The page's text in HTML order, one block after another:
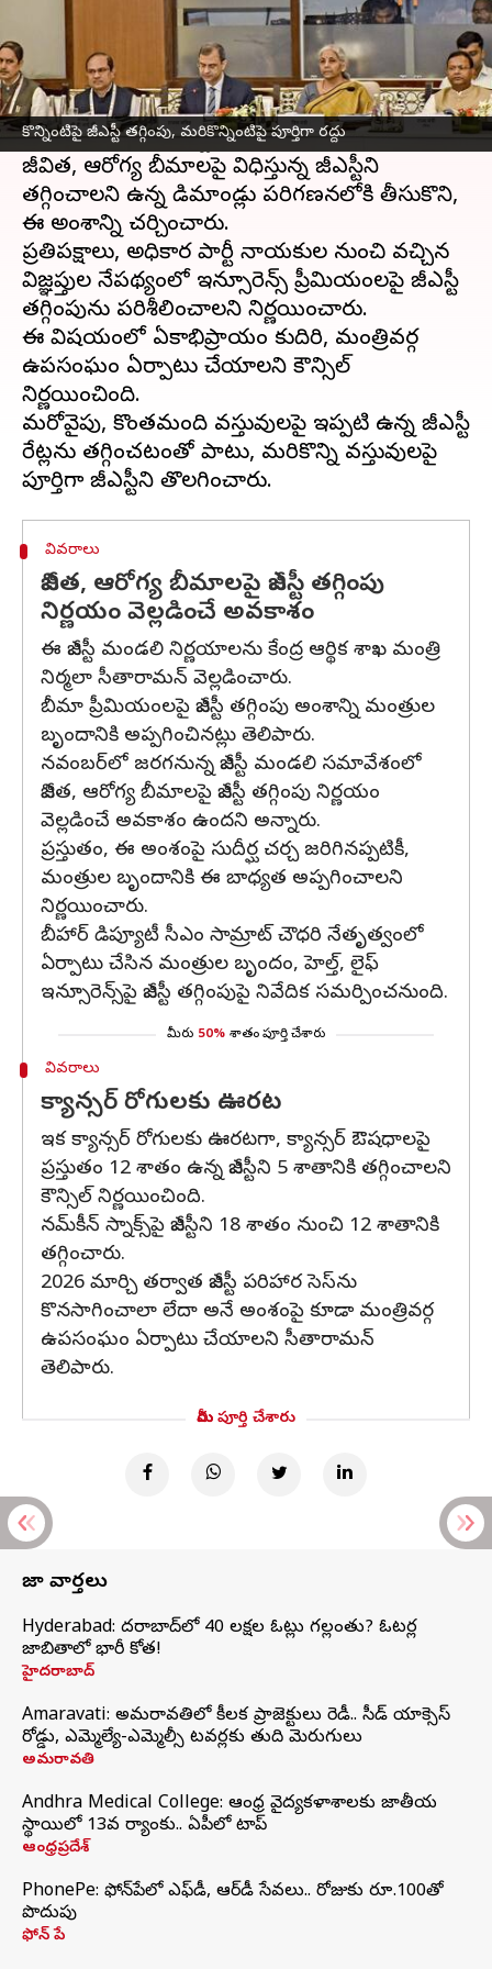
కొన్నింటిపై జీఎస్టీ తగ్గింపు, మరికొన్నింటిపై పూర్తిగా రద్దు
ఈ వార్తాకథనం ఏంటి
కేంద్ర ఆర్థిక శాఖ మంత్రినిర్మలా సీతారామన్
ఆధ్వర్యంలో సోమవారం జరిగిన 54వజీఎస్టీమండలి
సమావేశంలో కీలక నిర్ణయాలు తీసుకున్నారు.
జీవిత, ఆరోగ్య బీమాలపై విధిస్తున్న జీఎస్టీని
తగ్గించాలని ఉన్న డిమాండ్లు పరిగణనలోకి తీసుకొని,
ఈ అంశాన్ని చర్చించారు.
ప్రతిపక్షాలు, అధికార పార్టీ నాయకుల నుంచి వచ్చిన
విజ్ఞప్తుల నేపథ్యంలో ఇన్సూరెన్స్ ప్రీమియంలపై జీఎస్టీ
తగ్గింపును పరిశీలించాలని నిర్ణయించారు.
ఈ విషయంలో ఏకాభిప్రాయం కుదిరి, మంత్రివర్గ
ఉపసంఘం ఏర్పాటు చేయాలని కౌన్సిల్
నిర్ణయించింది.
మరోవైపు, కొంతమంది వస్తువులపై ఇప్పటికే ఉన్న జీఎస్టీ
రేట్లను తగ్గించటంతో పాటు, మరికొన్ని వస్తువులపై
వివరాలు
జీవిత, ఆరోగ్య బీమాలపై జీఎస్టీ తగ్గింపు
నిర్ణయం వెల్లడించే అవకాశం
ఈ జీఎస్టీ మండలి నిర్ణయాలను కేంద్ర ఆర్థిక శాఖ మంత్రి
నిర్మలా సీతారామన్ వెల్లడించారు.
బీమా ప్రీమియంలపై జీఎస్టీ తగ్గింపు అంశాన్ని మంత్రుల
బృందానికి అప్పగించినట్లు తెలిపారు.
నవంబర్‌లో జరగనున్న జీఎస్టీ మండలి సమావేశంలో
జీవిత, ఆరోగ్య బీమాలపై జీఎస్టీ తగ్గింపు నిర్ణయం
వెల్లడించే అవకాశం ఉందని అన్నారు.
ప్రస్తుతం, ఈ అంశంపై సుదీర్ఘ చర్చ జరిగినప్పటికీ,
మంత్రుల బృందానికి ఈ బాధ్యత అప్పగించాలని
నిర్ణయించారు.
బీహార్ డిప్యూటీ సీఎం సామ్రాట్ చౌధరి నేతృత్వంలో
ఏర్పాటు చేసిన మంత్రుల బృందం, హెల్త్, లైఫ్
ఇన్సూరెన్స్‌పై జీఎస్టీ తగ్గింపుపై నివేదిక సమర్పించనుంది.
మీరు 50% శాతం పూర్తి చేశారు
వివరాలు
క్యాన్సర్ రోగులకు ఊరట
ఇక క్యాన్సర్ రోగులకు ఊరటగా, క్యాన్సర్ ఔషధాలపై
ప్రస్తుతం 12 శాతం ఉన్న జీఎస్టీని 5 శాతానికి తగ్గించాలని
కౌన్సిల్ నిర్ణయించింది.
నమ్‌కీన్ స్నాక్స్‌పై జీఎస్టీని 18 శాతం నుంచి 12 శాతానికి
తగ్గించారు.
2026 మార్చి తర్వాత జీఎస్టీ పరిహార సెస్‌ను
కొనసాగించాలా లేదా అనే అంశంపై కూడా మంత్రివర్గ
ఉపసంఘం ఏర్పాటు చేయాలని సీతారామన్
తెలిపారు.
మీరు పూర్తి చేశారు
తాజా వార్తలు
Hyderabad: హైదరాబాద్‌లో 40 లక్షల ఓట్లు గల్లంతు? ఓటర్ల
జాబితాలో భారీ కోత!
హైదరాబాద్
Amaravati: అమరావతిలో కీలక ప్రాజెక్టులు రెడీ.. సీడ్‌ యాక్సెస్‌
రోడ్డు, ఎమ్మెల్యే-ఎమ్మెల్సీ టవర్లకు తుది మెరుగులు
అమరావతి
Andhra Medical College: ఆంధ్ర వైద్యకళాశాలకు జాతీయ
స్థాయిలో 13వ ర్యాంకు.. ఏపీలో టాప్
ఆంధ్రప్రదేశ్
PhonePe: ఫోన్‌పేలో ఎఫ్‌డీ, ఆర్‌డీ సేవలు.. రోజుకు రూ.100తో
పొదుపు
ఫోన్‌ పే